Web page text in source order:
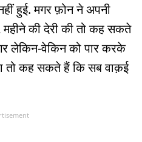
हुई. मगर फ़ोन ने अपनी
की देरी की तो कह सकते
लेकिन-वेकिन को पार करके
कह सकते हैं कि सब वाक़ई